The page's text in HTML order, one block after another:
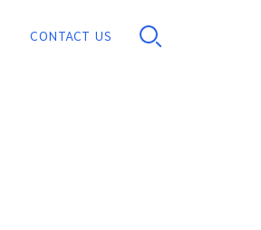
CONTACT US